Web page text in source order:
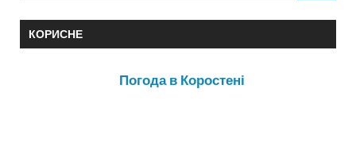
КОРИСНЕ
Погода в Коростені